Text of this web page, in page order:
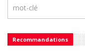
Recommandations